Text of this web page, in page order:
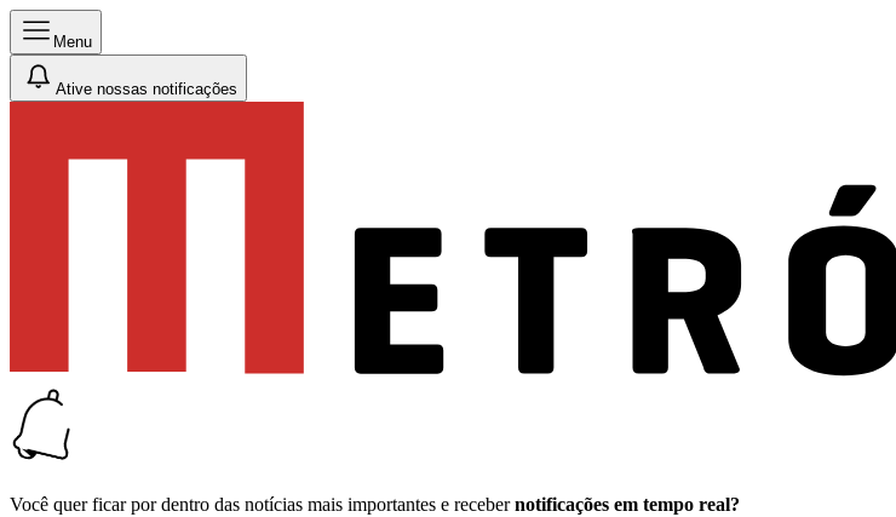
Menu
Ative nossas notificações
Você quer ficar por dentro das notícias mais importantes e receber notificações em tempo real?